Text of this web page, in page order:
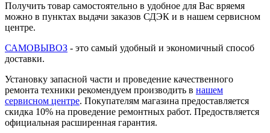
Получить товар самостоятельно в удобное для Вас вряемя
можно в пунктах выдачи заказов СДЭК и в нашем сервисном
центре.
САМОВЫВОЗ - это самый удобный и экономичный способ
доставки.
Установку запасной части и проведение качественного
ремонта техники рекомендуем производить в нашем
сервисном центре. Покупателям магазина предоставляется
скидка 10% на проведение ремонтных работ. Предоствляется
официальная расширенная гарантия.